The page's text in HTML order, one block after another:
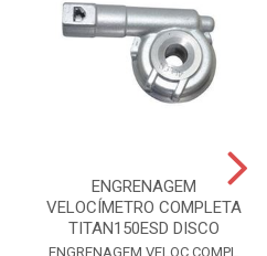
ENGRENAGEM
VELOCÍMETRO COMPLETA
TITAN150ESD DISCO
ENGRENAGEM VELOC COMPL